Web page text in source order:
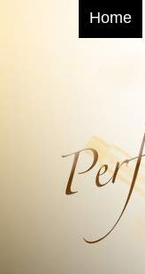
Home